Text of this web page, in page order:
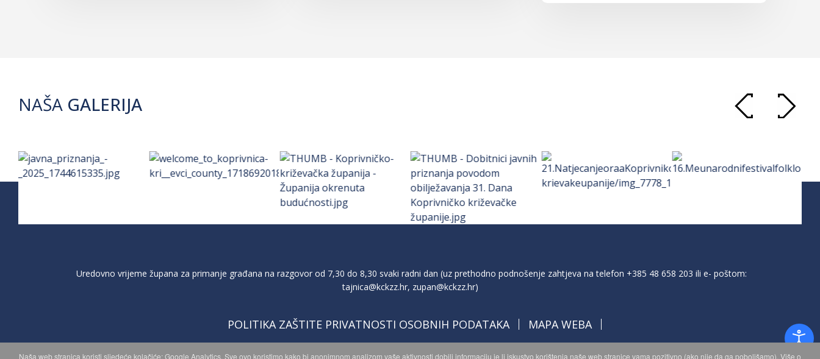
NAŠA GALERIJA
Uredovno vrijeme župana za primanje građana na razgovor od 7,30 do 8,30 svaki radni dan (uz prethodno podnošenje zahtjeva na telefon +385 48 658 203 ili e- poštom:
tajnica@kckzz.hr, zupan@kckzz.hr)
POLITIKA ZAŠTITE PRIVATNOSTI OSOBNIH PODATAKA MAPA WEBA
Naša web stranica koristi sljedeće kolačiće: Google Analytics. Sve ovo koristimo kako bi anonimnom analizom vaše aktivnosti dobili informaciju je li iskustvo korištenja naše web stranice vama pozitivno (ako nije da ga poboljšamo). Više o